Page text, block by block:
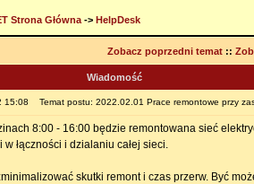
Strona Główna-> HelpDesk
Zobacz poprzedni temat::
Wiadomość
15:08 Temat postu: 2022.02.01 Prace remontowe przy
8:00 - 16:00 będzie remontowana sieć
łączności i dzialaniu całej sieci.
skutki remont i czas przerw. Być